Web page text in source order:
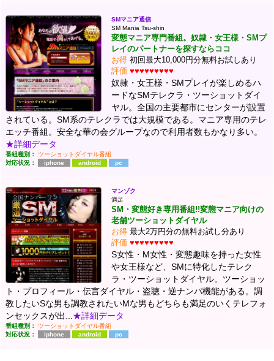
SMマニア通信
SM Mania Tsu-shin
変態マニア専門番組。奴隷・女王様・SMプ
レイのパートナーを探すならココ
お得 初回最大10,000円分無料お試しあり
評価 ♥♥♥♥♥♥♥♥♥
奴隷・女王様・SMプレイが楽しめるハ
ードなSMテレクラ・ツーショットダイ
ヤル。全国の主要都市にセンターが設置
されている。SM系のテレクラでは大規模である。マニア専用のテレ
エッチ番組。安全な華の会グループなので利用者数もかなり多い。
★詳細データ
番組種別：
ツーショットダイヤル番組
対応状況：
iphone android pc
マンゾク
満足
SM・変態好き専用番組!!変態マニア向けの
老舗ツーショットダイヤル
お得 最大2万円分の無料お試し分あり
評価 ♥♥♥♥♥♥♥♥♥
S女性・M女性・変態趣味を持った女性
や女王様など、SMに特化したテレク
ラ・ツーショットダイヤル。ツーショッ
ト・プロフィール・伝言ダイヤル・盗聴・逆ナンパ機能がある。調
教したいSな男も調教されたいMな男もどちらも満足のいくテレフォ
ンセックスが出... ★詳細データ
番組種別：
ツーショットダイヤル番組
対応状況：
iphone android pc